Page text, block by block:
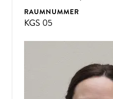
RAUMNUMMER
KGS 05